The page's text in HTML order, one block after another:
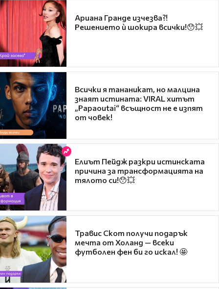
Ариана Гранде изчезва?!
Решението ѝ шокира всички!😯💥
Всички я тананикат, но малцина
знаят истината: VIRAL хитът
„Papaoutai“ всъщност не е изпят
от човек!
Елиът Пейдж разкри истинската
причина за трансформацията на
тялото си!😯💥
Травис Скот получи подарък
мечта от Холанд — всеки
футболен фен би го искал! 🤩